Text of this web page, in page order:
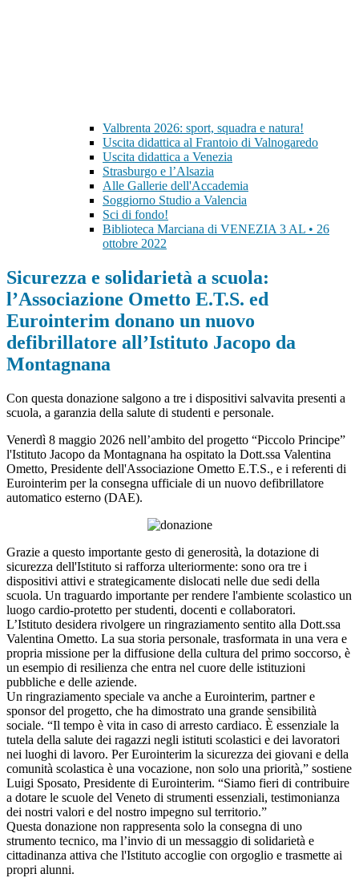
Valbrenta 2026: sport, squadra e natura!
Uscita didattica al Frantoio di Valnogaredo
Uscita didattica a Venezia
Strasburgo e l’Alsazia
Alle Gallerie dell'Accademia
Soggiorno Studio a Valencia
Sci di fondo!
Biblioteca Marciana di VENEZIA 3 AL • 26
ottobre 2022
Sicurezza e solidarietà a scuola:
l’Associazione Ometto E.T.S. ed
Eurointerim donano un nuovo
defibrillatore all’Istituto Jacopo da
Montagnana
Con questa donazione salgono a tre i dispositivi salvavita presenti a
scuola, a garanzia della salute di studenti e personale.
Venerdì 8 maggio 2026 nell’ambito del progetto “Piccolo Principe”
l'Istituto Jacopo da Montagnana ha ospitato la Dott.ssa Valentina
Ometto, Presidente dell'Associazione Ometto E.T.S., e i referenti di
Eurointerim per la consegna ufficiale di un nuovo defibrillatore
automatico esterno (DAE).
Grazie a questo importante gesto di generosità, la dotazione di
sicurezza dell'Istituto si rafforza ulteriormente: sono ora tre i
dispositivi attivi e strategicamente dislocati nelle due sedi della
scuola. Un traguardo importante per rendere l'ambiente scolastico un
luogo cardio-protetto per studenti, docenti e collaboratori.
L’Istituto desidera rivolgere un ringraziamento sentito alla Dott.ssa
Valentina Ometto. La sua storia personale, trasformata in una vera e
propria missione per la diffusione della cultura del primo soccorso, è
un esempio di resilienza che entra nel cuore delle istituzioni
pubbliche e delle aziende.
Un ringraziamento speciale va anche a Eurointerim, partner e
sponsor del progetto, che ha dimostrato una grande sensibilità
sociale. “Il tempo è vita in caso di arresto cardiaco. È essenziale la
tutela della salute dei ragazzi negli istituti scolastici e dei lavoratori
nei luoghi di lavoro. Per Eurointerim la sicurezza dei giovani e della
comunità scolastica è una vocazione, non solo una priorità,” sostiene
Luigi Sposato, Presidente di Eurointerim. “Siamo fieri di contribuire
a dotare le scuole del Veneto di strumenti essenziali, testimonianza
dei nostri valori e del nostro impegno sul territorio.”
Questa donazione non rappresenta solo la consegna di uno
strumento tecnico, ma l’invio di un messaggio di solidarietà e
cittadinanza attiva che l'Istituto accoglie con orgoglio e trasmette ai
propri alunni.